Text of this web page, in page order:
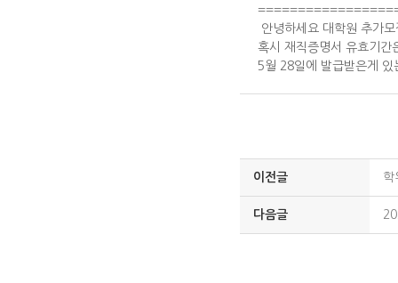
안녕하세요 대학원 추가
혹시 재직증명서 유효기간
5월 28일에 발급받은게 있
이전글 학
다음글